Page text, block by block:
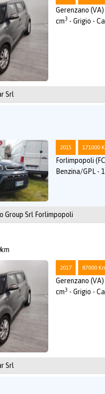
Gerenzano
cm3 - Grigio -
Srl
2015 171000
Forlimpopoli
Benzina/GPL -
Group Srl Forlimpopoli
2017 87000
Gerenzano
cm3 - Grigio -
Srl